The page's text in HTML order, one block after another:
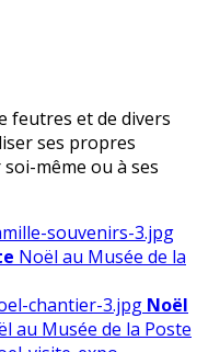
feutres et de divers
ses propres
même ou à ses
Noël au Musée de la
Noël
au Musée de la Poste